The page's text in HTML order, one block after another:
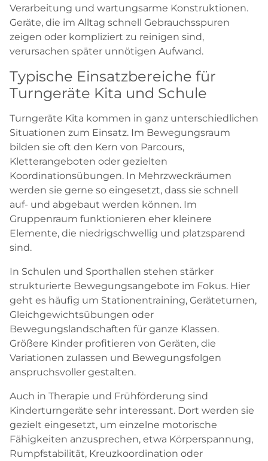
Verarbeitung und wartungsarme Konstruktionen.
Geräte, die im Alltag schnell Gebrauchsspuren
zeigen oder kompliziert zu reinigen sind,
verursachen später unnötigen Aufwand.
Typische Einsatzbereiche für
Turngeräte Kita und Schule
Turngeräte Kita kommen in ganz unterschiedlichen
Situationen zum Einsatz. Im Bewegungsraum
bilden sie oft den Kern von Parcours,
Kletterangeboten oder gezielten
Koordinationsübungen. In Mehrzweckräumen
werden sie gerne so eingesetzt, dass sie schnell
auf- und abgebaut werden können. Im
Gruppenraum funktionieren eher kleinere
Elemente, die niedrigschwellig und platzsparend
sind.
In Schulen und Sporthallen stehen stärker
strukturierte Bewegungsangebote im Fokus. Hier
geht es häufig um Stationentraining, Geräteturnen,
Gleichgewichtsübungen oder
Bewegungslandschaften für ganze Klassen.
Größere Kinder profitieren von Geräten, die
Variationen zulassen und Bewegungsfolgen
anspruchsvoller gestalten.
Auch in Therapie und Frühförderung sind
Kinderturngeräte sehr interessant. Dort werden sie
gezielt eingesetzt, um einzelne motorische
Fähigkeiten anzusprechen, etwa Körperspannung,
Rumpfstabilität, Kreuzkoordination oder